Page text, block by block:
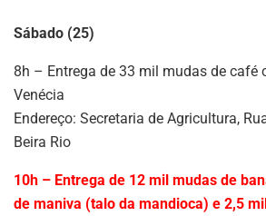
Sábado (25)
8h – Entrega de 33 mil mudas de café
Venécia
Endereço: Secretaria de Agricultura,
Beira Rio
10h – Entrega de 12 mil mudas de
de maniva (talo da mandioca) e 2,5